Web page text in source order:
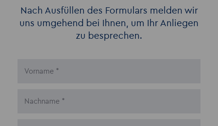
Nach Ausfüllen des Formulars melden wir
uns umgehend bei Ihnen, um Ihr Anliegen
zu besprechen.